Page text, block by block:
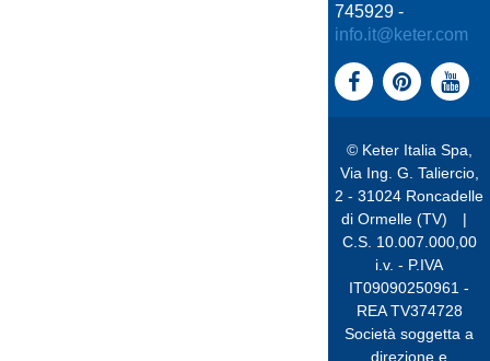
745929 -
info.it@keter.com
© Keter Italia Spa,
Via Ing. G. Taliercio,
2 - 31024 Roncadelle
di Ormelle (TV)
|
C.S. 10.007.000,00
i.v. - P.IVA
IT09090250961 -
REA TV374728
Società soggetta a
direzione e